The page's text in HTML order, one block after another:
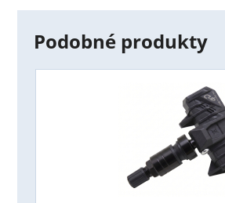
Podobné produkty